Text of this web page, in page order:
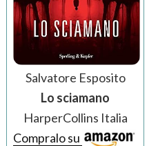
Salvatore Esposito
Lo sciamano
HarperCollins Italia
Compralo su